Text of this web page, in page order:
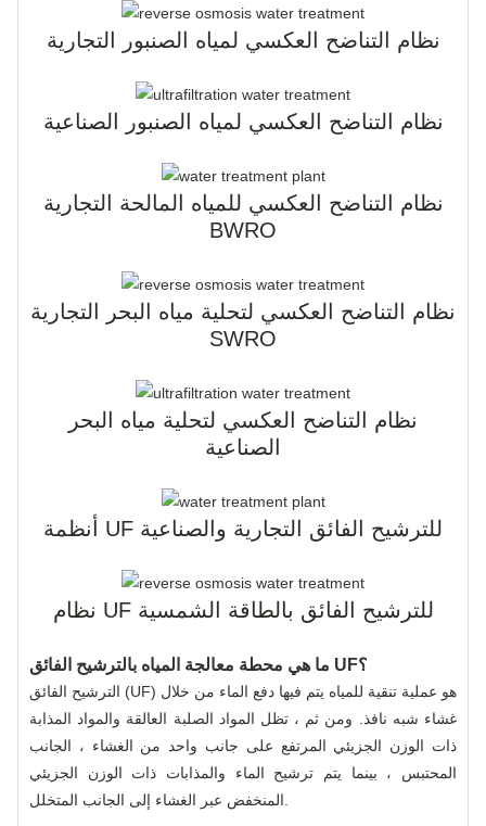
نظام التناضح العكسي لمياه الصنبور التجارية
نظام التناضح العكسي لمياه الصنبور الصناعية
نظام التناضح العكسي للمياه المالحة التجارية
BWRO
نظام التناضح العكسي لتحلية مياه البحر التجارية
SWRO
نظام التناضح العكسي لتحلية مياه البحر
الصناعية
أنظمة UF للترشيح الفائق التجارية والصناعية
نظام UF للترشيح الفائق بالطاقة الشمسية
ما هي محطة معالجة المياه بالترشيح الفائق UF؟
الترشيح الفائق (UF) هو عملية تنقية للمياه يتم فيها دفع الماء من خلال
غشاء شبه نافذ. ومن ثم ، تظل المواد الصلبة العالقة والمواد المذابة
ذات الوزن الجزيئي المرتفع على جانب واحد من الغشاء ، الجانب
المحتبس ، بينما يتم ترشيح الماء والمذابات ذات الوزن الجزيئي